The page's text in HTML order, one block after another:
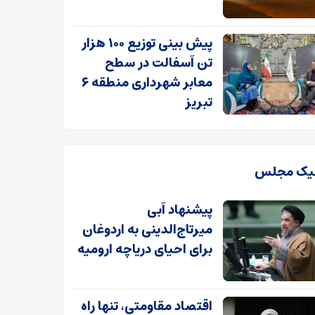
پیش بینی توزیع ۱۰۰ هزار
تن آسفالت در سطح
معابر شهرداری منطقه ۶
تبریز
مجلس
پیشنهاد آبی
میرتاج‌الدینی‌ به اردوغان
برای احیای دریاچه ارومیه
اقتصاد مقاومتی، تنها راه